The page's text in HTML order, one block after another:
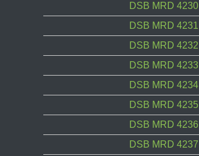
DSB MRD 4230
DSB MRD 4231
DSB MRD 4232
DSB MRD 4233
DSB MRD 4234
DSB MRD 4235
DSB MRD 4236
DSB MRD 4237